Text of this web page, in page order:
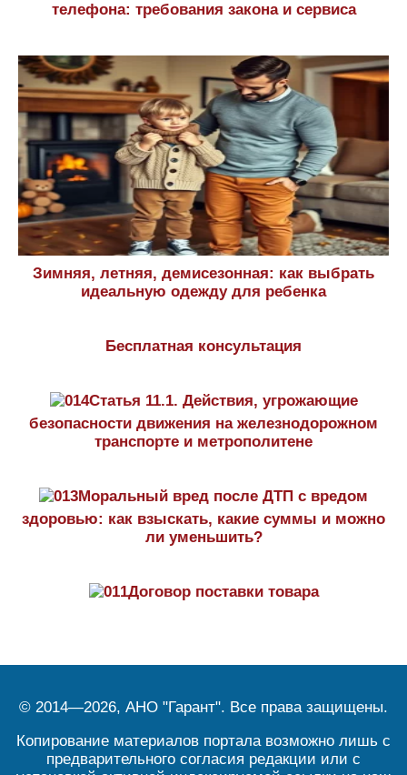
телефона: требования закона и сервиса
Зимняя, летняя, демисезонная: как выбрать
идеальную одежду для ребенка
Бесплатная консультация
Статья 11.1. Действия, угрожающие
безопасности движения на железнодорожном
транспорте и метрополитене
Моральный вред после ДТП с вредом
здоровью: как взыскать, какие суммы и можно
ли уменьшить?
Договор поставки товара
© 2014—2026, АНО "Гарант". Все права защищены.
Копирование материалов портала возможно лишь с
предварительного согласия редакции или с